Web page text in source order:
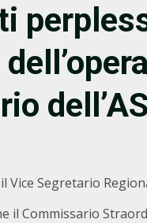
il Vice Segretario